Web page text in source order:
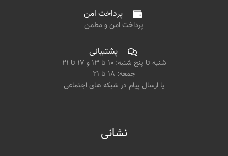
پرداخت امن
پرداخت امن و مطمن
پشتیبانی
شنبه تا پنج شنبه: ۱۰ تا ۱۳ و ۱۷ تا ۲۱
جمعه: ۱۸ تا ۲۱
یا ارسال پیام در شبکه های اجتماعی
نشانی